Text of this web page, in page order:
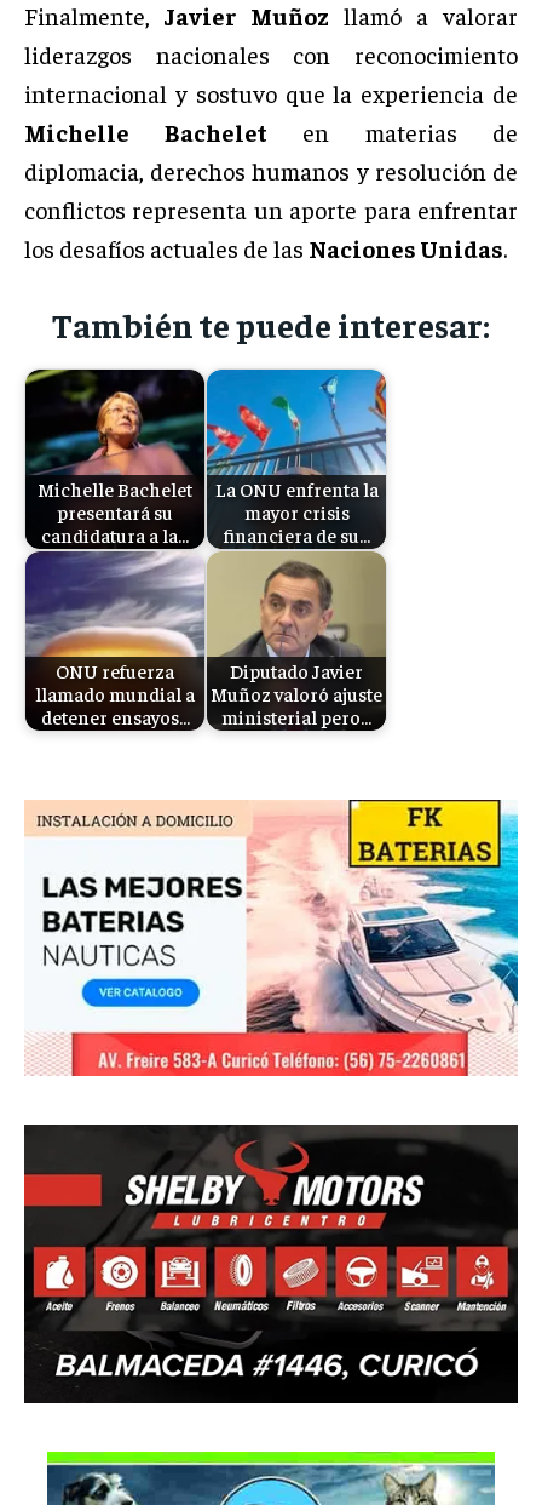
Finalmente, Javier Muñoz llamó a valorar
liderazgos nacionales con reconocimiento
internacional y sostuvo que la experiencia de
Michelle Bachelet en materias de
diplomacia, derechos humanos y resolución de
conflictos representa un aporte para enfrentar
los desafíos actuales de las Naciones Unidas.
También te puede interesar:
Michelle Bachelet
presentará su
candidatura a la…
La ONU enfrenta la
mayor crisis
financiera de su…
ONU refuerza
llamado mundial a
detener ensayos…
Diputado Javier
Muñoz valoró ajuste
ministerial pero…